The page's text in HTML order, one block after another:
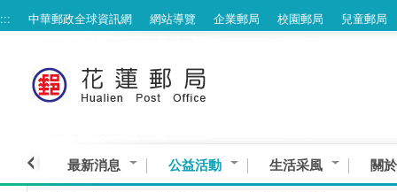
跳到主要內容區塊
::: 中華郵政全球資訊網 網站導覽 企業郵局 校園郵局 兒童郵局
最新消息 公益活動 生活采風 關